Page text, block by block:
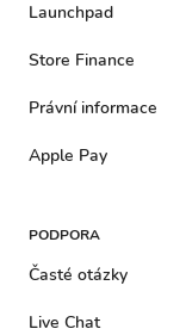
Launchpad
Store Finance
Právní informace
Apple Pay
PODPORA
Časté otázky
Live Chat